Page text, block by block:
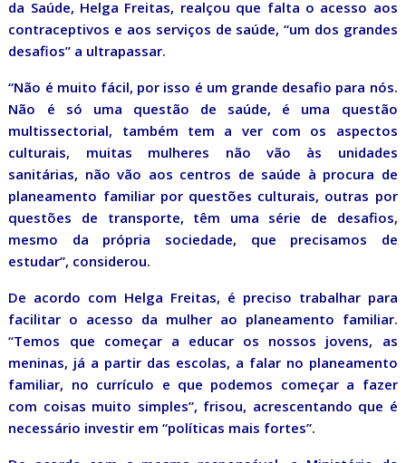
da Saúde, Helga Freitas, realçou que falta o acesso aos
contraceptivos e aos serviços de saúde, “um dos grandes
desafios” a ultrapassar.
“Não é muito fácil, por isso é um grande desafio para nós.
Não é só uma questão de saúde, é uma questão
multissectorial, também tem a ver com os aspectos
culturais, muitas mulheres não vão às unidades
sanitárias, não vão aos centros de saúde à procura de
planeamento familiar por questões culturais, outras por
questões de transporte, têm uma série de desafios,
mesmo da própria sociedade, que precisamos de
estudar”, considerou.
De acordo com Helga Freitas, é preciso trabalhar para
facilitar o acesso da mulher ao planeamento familiar.
“Temos que começar a educar os nossos jovens, as
meninas, já a partir das escolas, a falar no planeamento
familiar, no currículo e que podemos começar a fazer
com coisas muito simples”, frisou, acrescentando que é
necessário investir em “políticas mais fortes”.